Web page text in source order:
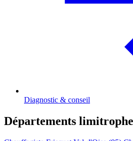
Diagnostic & conseil
Départements